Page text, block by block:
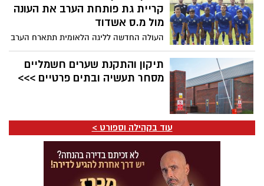
ואירוע השיא – פתיחת חגיגות ה־70 לעיר
בהשתתפות ליאור נרקיס, נסרין קדרי ודוד
קריית גת פותחת הערב את העונה
מול מ.ס אשדוד
העולה החדשה לליגה הלאומית תתארח הערב
(חמישי, 20:00) באצטדיון הי”א במסגרת
המחזור הראשון של גביע הטוטו. בקריית גת
מקווים לפתוח את העונה ברגל ימין מול אחת
תיקון והתקנת שערים חשמליים
מסחר תעשיה ובתים פרטיים >>>
עוד בקהילה וספורט >